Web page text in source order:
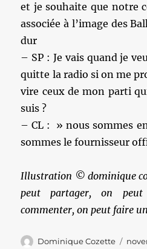
et je souhaite que notre
associée à l’image des
dur
– SP : Je vais quand je
quitte la radio si on me
vire ceux de mon parti
suis ?
– CL : » nous sommes
sommes le fournisseur
Illustration © dominique
peut partager, on peut
commenter, on peut faire
Auteur
Dominique Cozette